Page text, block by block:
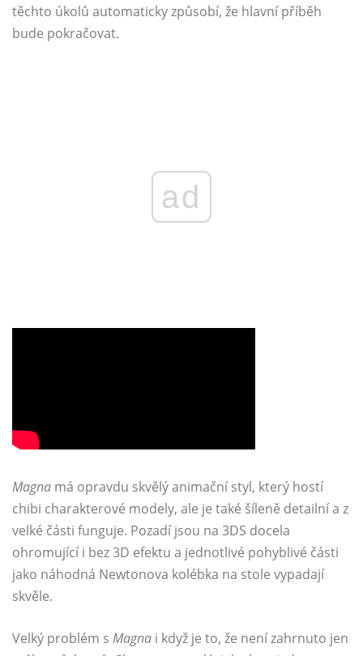
těchto úkolů automaticky způsobí, že hlavní příběh
bude pokračovat.
ad
Magna má opravdu skvělý animační styl, který hostí
chibi charakterové modely, ale je také šíleně detailní a z
velké části funguje. Pozadí jsou na 3DS docela
ohromující i bez 3D efektu a jednotlivé pohyblivé části
jako náhodná Newtonova kolébka na stole vypadají
skvěle.
Velký problém s Magna i když je to, že není zahrnuto jen